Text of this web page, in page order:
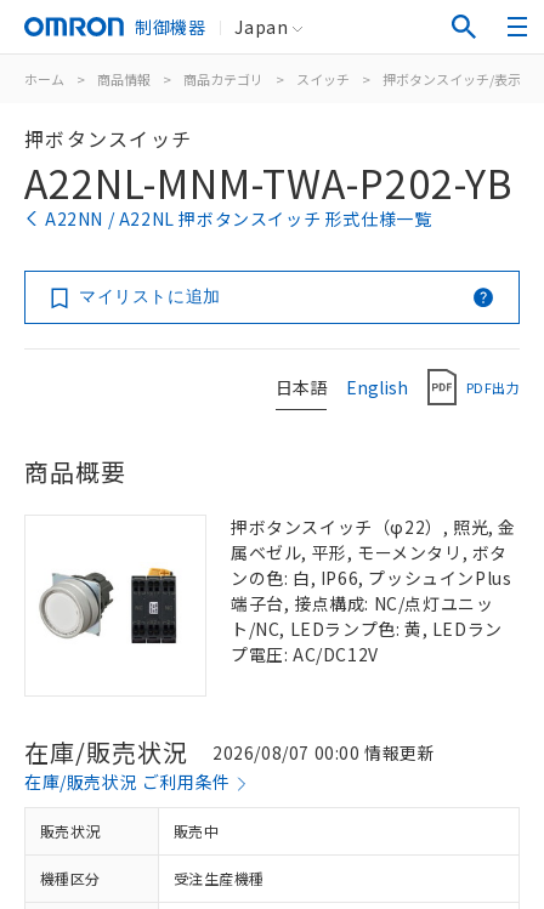
制御機器 Japan
ホーム > 商品情報 > 商品カテゴリ > スイッチ > 押ボタンスイッチ/表示灯
押ボタンスイッチ
A22NL-MNM-TWA-P202-YB
A22NN / A22NL 押ボタンスイッチ 形式仕様一覧
マイリストに追加
日本語 English PDF出力
商品概要
押ボタンスイッチ（φ22）, 照光, 金
属ベゼル, 平形, モーメンタリ, ボタ
ンの色: 白, IP66, プッシュインPlus
端子台, 接点構成: NC/点灯ユニッ
ト/NC, LEDランプ色: 黄, LEDラン
プ電圧: AC/DC12V
在庫/販売状況
2026/08/07 00:00 情報更新
在庫/販売状況 ご利用条件
販売状況 販売中
機種区分 受注生産機種